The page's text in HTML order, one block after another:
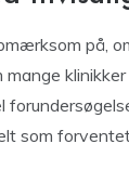
på,
som